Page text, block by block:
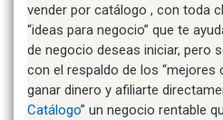
vender por catálogo , con toda
“ideas para negocio” que te
de negocio deseas iniciar, pero
con el respaldo de los “mejores
ganar dinero y afiliarte
Catálogo” un negocio rentable